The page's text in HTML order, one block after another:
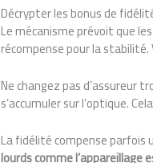
Décrypter les bonus de
Le mécanisme prévoit que
récompense pour la
Ne changez pas d’assureur
s’accumuler sur l’optique.
La fidélité compense
lourds comme